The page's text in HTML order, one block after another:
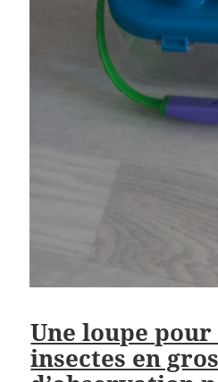
Une loupe
insectes en